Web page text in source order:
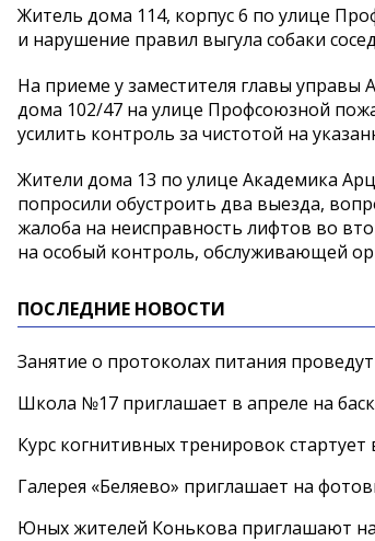
Житель дома 114, корпус 6 по улице
и нарушение правил выгула собаки
На приеме у заместителя главы
дома 102/47 на улице Профсоюзной
усилить контроль за чистотой на
Жители дома 13 по улице Академика
попросили обустроить два выезда,
жалоба на неисправность лифтов во
на особый контроль, обслуживающей
ПОСЛЕДНИЕ НОВОСТИ
Занятие о протоколах питания
Школа №17 приглашает в апреле на
Курс когнитивных тренировок
Галерея «Беляево» приглашает на
Юных жителей Конькова приглашают на